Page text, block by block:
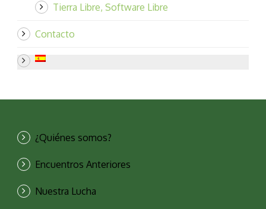
Tierra Libre, Software Libre
Contacto
¿Quiénes somos?
Encuentros Anteriores
Nuestra Lucha